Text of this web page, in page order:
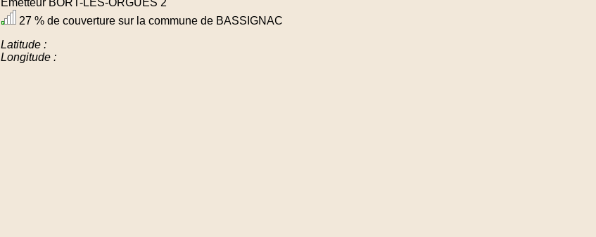
27 % de couverture sur la commune de BASSIGNAC
Latitude :
Longitude :